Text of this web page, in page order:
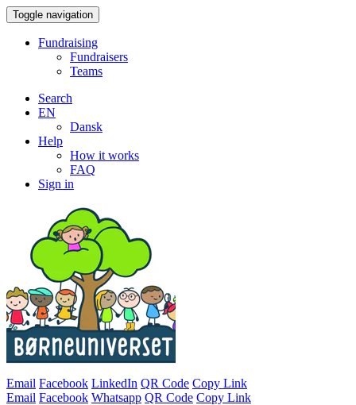
Toggle navigation
Fundraising
Fundraisers
Teams
Search
EN
Dansk
Help
How it works
FAQ
Sign in
Email Facebook LinkedIn QR Code Copy Link
Email Facebook Whatsapp QR Code Copy Link